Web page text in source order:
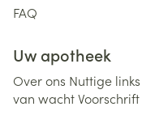
FAQ
Uw apotheek
Over ons Nuttige links
van wachtVoorschrift